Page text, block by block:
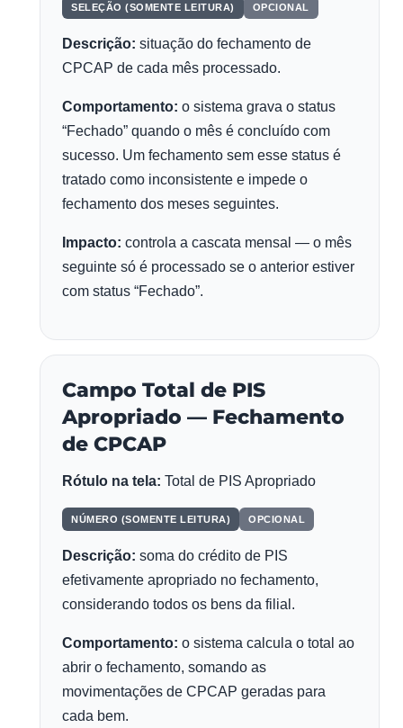
SELEÇÃO (SOMENTE LEITURA) OPCIONAL
Descrição: situação do fechamento de
CPCAP de cada mês processado.
Comportamento: o sistema grava o status
“Fechado” quando o mês é concluído com
sucesso. Um fechamento sem esse status é
tratado como inconsistente e impede o
fechamento dos meses seguintes.
Impacto: controla a cascata mensal — o mês
seguinte só é processado se o anterior estiver
com status “Fechado”.
Campo Total de PIS
Apropriado — Fechamento
de CPCAP
Rótulo na tela: Total de PIS Apropriado
NÚMERO (SOMENTE LEITURA) OPCIONAL
Descrição: soma do crédito de PIS
efetivamente apropriado no fechamento,
considerando todos os bens da filial.
Comportamento: o sistema calcula o total ao
abrir o fechamento, somando as
movimentações de CPCAP geradas para
cada bem.